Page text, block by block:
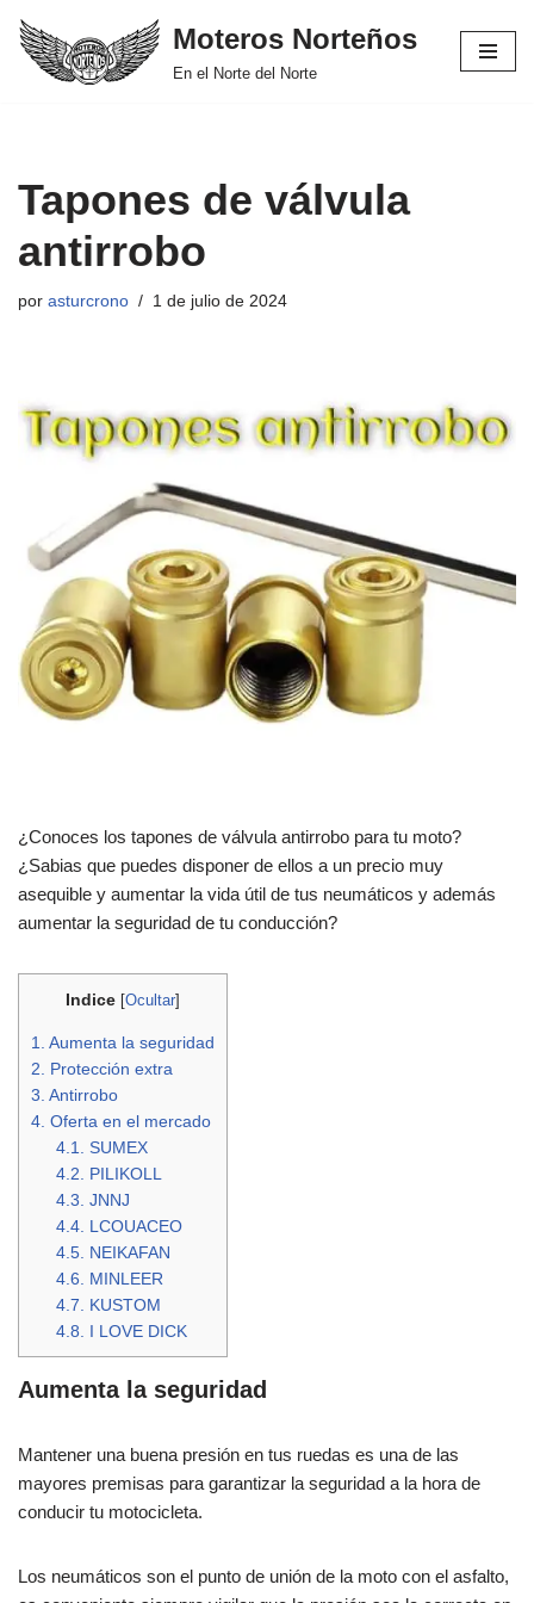
Saltar
Moteros Norteños
En el Norte del Norte
Tapones de válvula
antirrobo
por asturcrono 1 de julio de 2024
¿Conoces los tapones de válvula antirrobo para tu moto?
¿Sabias que puedes disponer de ellos a un precio muy
asequible y aumentar la vida útil de tus neumáticos y además
aumentar la seguridad de tu conducción?
Indice [Ocultar]
1. Aumenta la seguridad
2. Protección extra
3. Antirrobo
4. Oferta en el mercado
4.1. SUMEX
4.2. PILIKOLL
4.3. JNNJ
4.4. LCOUACEO
4.5. NEIKAFAN
4.6. MINLEER
4.7. KUSTOM
4.8. I LOVE DICK
Aumenta la seguridad
Mantener una buena presión en tus ruedas es una de las
mayores premisas para garantizar la seguridad a la hora de
conducir tu motocicleta.
Los neumáticos son el punto de unión de la moto con el asfalto,